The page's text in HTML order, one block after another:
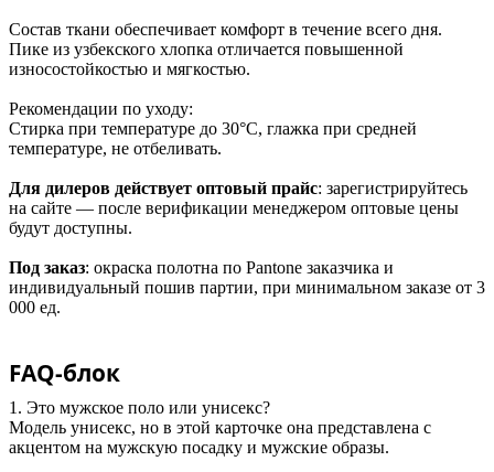
Состав ткани обеспечивает комфорт в течение всего дня.
Пике из узбекского хлопка отличается повышенной
износостойкостью и мягкостью.
Рекомендации по уходу:
Стирка при температуре до 30°C, глажка при средней
температуре, не отбеливать.
Для дилеров действует оптовый прайс: зарегистрируйтесь
на сайте — после верификации менеджером оптовые цены
будут доступны.
Под заказ: окраска полотна по Pantone заказчика и
индивидуальный пошив партии, при минимальном заказе от 3
000 ед.
FAQ-блок
1. Это мужское поло или унисекс?
Модель унисекс, но в этой карточке она представлена с
акцентом на мужскую посадку и мужские образы.